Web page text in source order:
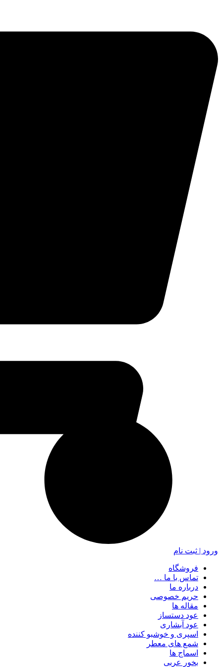
ورود | ثبت نام
فروشگاه
تماس با ما …
درباره ما
حریم خصوصی
مقاله ها
عود دستساز
عود آبشاری
اسپری و خوشبو کننده
شمع های معطر
اسماج ها
بخور عربی